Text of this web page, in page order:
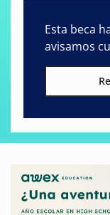
Esta beca
avisamos